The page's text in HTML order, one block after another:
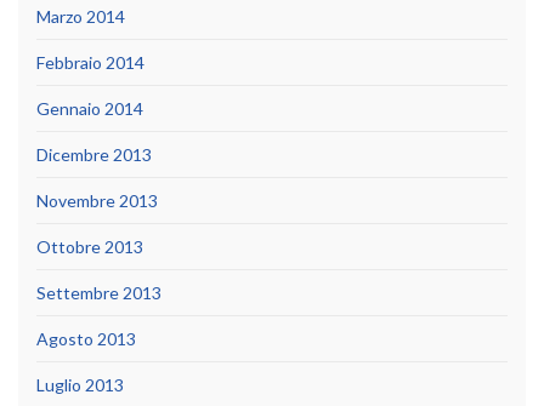
Marzo 2014
Febbraio 2014
Gennaio 2014
Dicembre 2013
Novembre 2013
Ottobre 2013
Settembre 2013
Agosto 2013
Luglio 2013